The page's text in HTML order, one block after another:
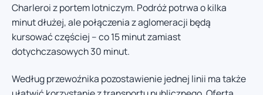
Charleroi z portem lotniczym. Podróż potrwa o kilka
minut dłużej, ale połączenia z aglomeracji będą
kursować częściej – co 15 minut zamiast
dotychczasowych 30 minut.
Według przewoźnika pozostawienie jednej linii ma także